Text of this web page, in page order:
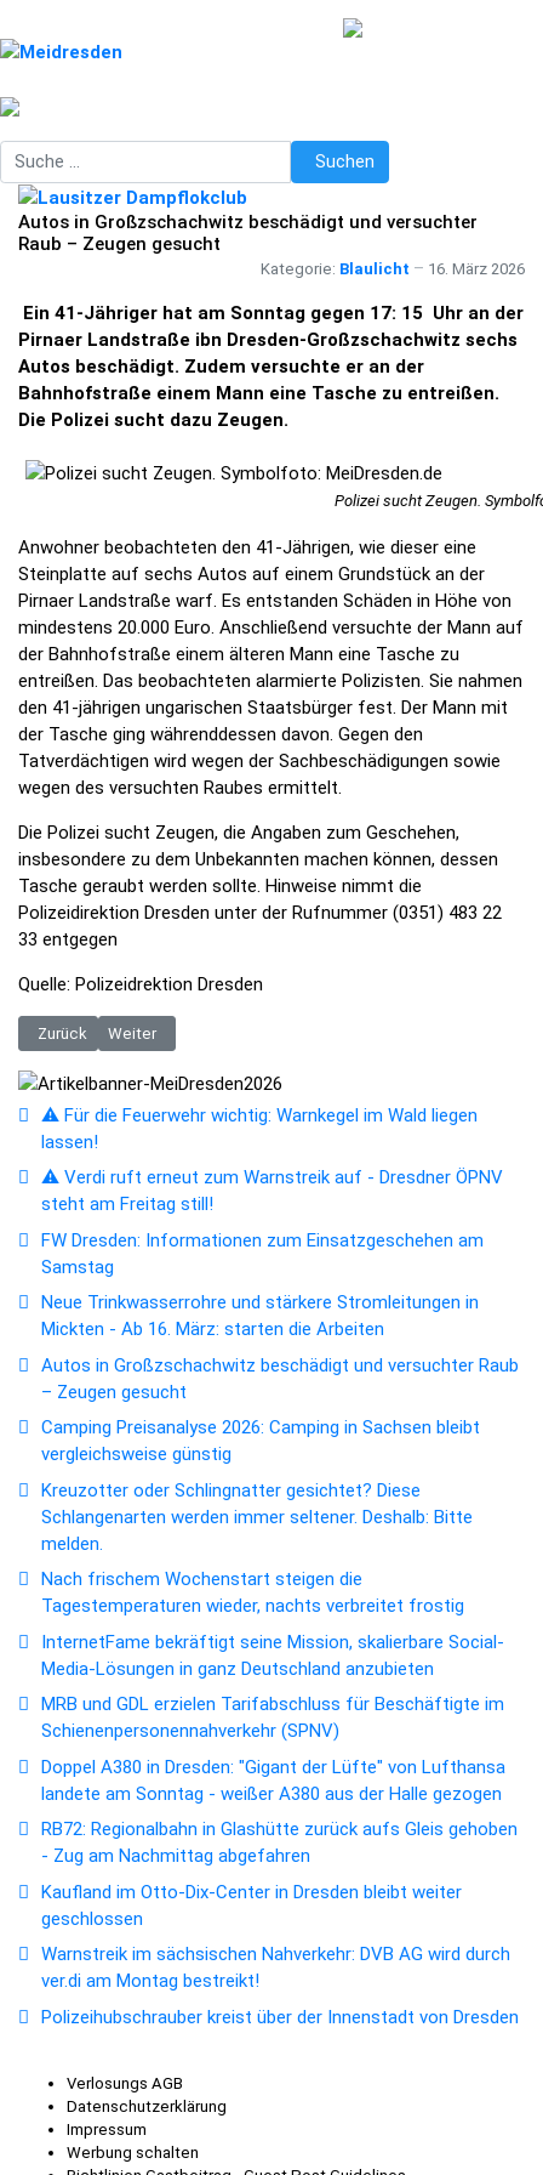
Suchen Suchen
Autos in Großzschachwitz beschädigt und versuchter
Raub – Zeugen gesucht
Kategorie: Blaulicht 16. März 2026
Ein 41-Jähriger hat am Sonntag gegen 17: 15 Uhr an der
Pirnaer Landstraße ibn Dresden-Großzschachwitz sechs
Autos beschädigt. Zudem versuchte er an der
Bahnhofstraße einem Mann eine Tasche zu entreißen.
Die Polizei sucht dazu Zeugen.
Polizei sucht Zeugen.
Anwohner beobachteten den 41-Jährigen, wie dieser eine
Steinplatte auf sechs Autos auf einem Grundstück an der
Pirnaer Landstraße warf. Es entstanden Schäden in Höhe von
mindestens 20.000 Euro. Anschließend versuchte der Mann auf
der Bahnhofstraße einem älteren Mann eine Tasche zu
entreißen. Das beobachteten alarmierte Polizisten. Sie nahmen
den 41-jährigen ungarischen Staatsbürger fest. Der Mann mit
der Tasche ging währenddessen davon. Gegen den
Tatverdächtigen wird wegen der Sachbeschädigungen sowie
wegen des versuchten Raubes ermittelt.
Die Polizei sucht Zeugen, die Angaben zum Geschehen,
insbesondere zu dem Unbekannten machen können, dessen
Tasche geraubt werden sollte. Hinweise nimmt die
Polizeidirektion Dresden unter der Rufnummer (0351) 483 22
33 entgegen
Quelle: Polizeidrektion Dresden
Vorheriger Beitrag: Menschen bedroht und Frau schlug Frau – Polizei
Zurück Nächster Beitrag: BPOLI BHL: Zehn Haftbefehle vollstreckt
Weiter
⚠️ Für die Feuerwehr wichtig: Warnkegel im Wald liegen
lassen!
⚠️ Verdi ruft erneut zum Warnstreik auf - Dresdner ÖPNV
steht am Freitag still!
FW Dresden: Informationen zum Einsatzgeschehen am
Samstag
Neue Trinkwasserrohre und stärkere Stromleitungen in
Mickten - Ab 16. März: starten die Arbeiten
Autos in Großzschachwitz beschädigt und versuchter Raub
– Zeugen gesucht
Camping Preisanalyse 2026: Camping in Sachsen bleibt
vergleichsweise günstig
Kreuzotter oder Schlingnatter gesichtet? Diese
Schlangenarten werden immer seltener. Deshalb: Bitte
melden.
Nach frischem Wochenstart steigen die
Tagestemperaturen wieder, nachts verbreitet frostig
InternetFame bekräftigt seine Mission, skalierbare Social-
Media-Lösungen in ganz Deutschland anzubieten
MRB und GDL erzielen Tarifabschluss für Beschäftigte im
Schienenpersonennahverkehr (SPNV)
Doppel A380 in Dresden: "Gigant der Lüfte" von Lufthansa
landete am Sonntag - weißer A380 aus der Halle gezogen
RB72: Regionalbahn in Glashütte zurück aufs Gleis gehoben
- Zug am Nachmittag abgefahren
Kaufland im Otto-Dix-Center in Dresden bleibt weiter
geschlossen
Warnstreik im sächsischen Nahverkehr: DVB AG wird durch
ver.di am Montag bestreikt!
Polizeihubschrauber kreist über der Innenstadt von Dresden
Verlosungs AGB
Datenschutzerklärung
Impressum
Werbung schalten